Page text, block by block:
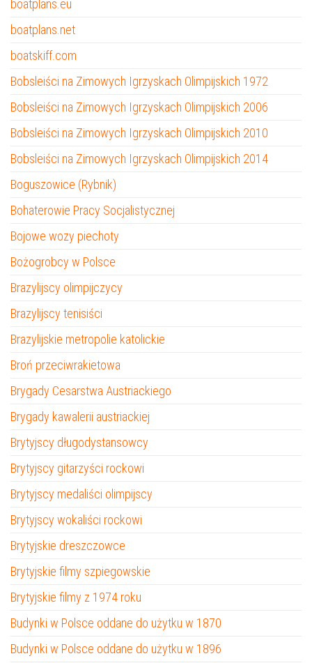
boatplans.eu
boatplans.net
boatskiff.com
Bobsleiści na Zimowych Igrzyskach Olimpijskich 1972
Bobsleiści na Zimowych Igrzyskach Olimpijskich 2006
Bobsleiści na Zimowych Igrzyskach Olimpijskich 2010
Bobsleiści na Zimowych Igrzyskach Olimpijskich 2014
Boguszowice (Rybnik)
Bohaterowie Pracy Socjalistycznej
Bojowe wozy piechoty
Bożogrobcy w Polsce
Brazylijscy olimpijczycy
Brazylijscy tenisiści
Brazylijskie metropolie katolickie
Broń przeciwrakietowa
Brygady Cesarstwa Austriackiego
Brygady kawalerii austriackiej
Brytyjscy długodystansowcy
Brytyjscy gitarzyści rockowi
Brytyjscy medaliści olimpijscy
Brytyjscy wokaliści rockowi
Brytyjskie dreszczowce
Brytyjskie filmy szpiegowskie
Brytyjskie filmy z 1974 roku
Budynki w Polsce oddane do użytku w 1870
Budynki w Polsce oddane do użytku w 1896